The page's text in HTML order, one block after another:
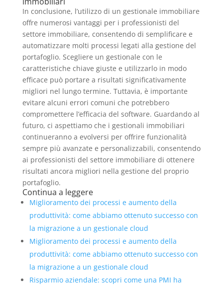
In conclusione, l’utilizzo di un gestionale immobiliare
offre numerosi vantaggi per i professionisti del
settore immobiliare, consentendo di semplificare e
automatizzare molti processi legati alla gestione del
portafoglio. Scegliere un gestionale con le
caratteristiche chiave giuste e utilizzarlo in modo
efficace può portare a risultati significativamente
migliori nel lungo termine. Tuttavia, è importante
evitare alcuni errori comuni che potrebbero
compromettere l’efficacia del software. Guardando al
futuro, ci aspettiamo che i gestionali immobiliari
continueranno a evolversi per offrire funzionalità
sempre più avanzate e personalizzabili, consentendo
ai professionisti del settore immobiliare di ottenere
risultati ancora migliori nella gestione del proprio
portafoglio.
Continua a leggere
Miglioramento dei processi e aumento della
produttività: come abbiamo ottenuto successo con
la migrazione a un gestionale cloud
Miglioramento dei processi e aumento della
produttività: come abbiamo ottenuto successo con
la migrazione a un gestionale cloud
Risparmio aziendale: scopri come una PMI ha